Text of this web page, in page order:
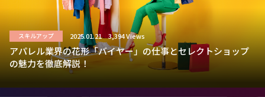
スキルアップ 2025.01.21 3,394 Views
アパレル業界の花形「バイヤー」の仕事とセレクトショップ
の魅力を徹底解説！